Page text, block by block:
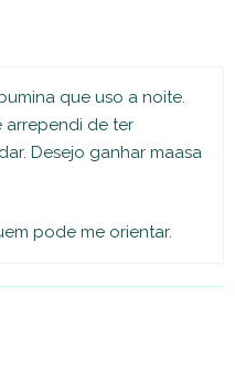
que uso a noite.
arrependi de ter
Desejo ganhar maasa
pode me orientar.